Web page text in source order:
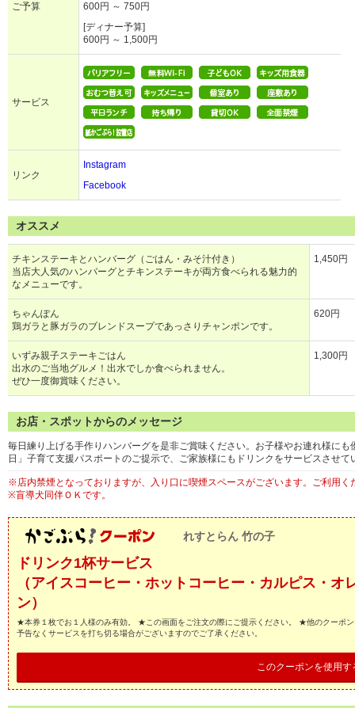
ご予算
600円 ～ 750円
[ディナー予算]
600円 ～ 1,500円
サービス
リンク
Instagram
Facebook
オススメ
チキンステーキとハンバーグ（ごはん・みそ汁付き）
当店大人気のハンバーグとチキンステーキが両方食べられる魅力的
なメニューです。
1,450円
ちゃんぽん
鶏ガラと豚ガラのブレンドスープであっさりチャンポンです。
620円
いずみ親子ステーキごはん
出水のご当地グルメ！出水でしか食べられません。
ぜひ一度御賞味ください。
1,300円
お店・スポットからのメッセージ
毎日練り上げる手作りハンバーグを是非ご賞味ください。お子様やお連れ様に
日」子育て支援パスポートのご提示で、ご家族様にもドリンクをサービスさせて
※店内禁煙となっておりますが、入り口に喫煙スペースがございます。ご利用く
※盲導犬同伴ＯＫです。
れすとらん 竹の子
ドリンク1杯サービス
（アイスコーヒー・ホットコーヒー・カルピス・オ
ン）
★本券１枚でお１人様のみ有効。 ★この画面をご注文の際にご提示ください。 ★他のクーポ
予告なくサービスを打ち切る場合がございますのでご了承ください。
このクーポンを使用す